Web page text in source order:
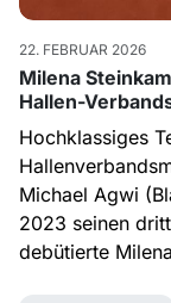
22. FEBRUAR 2026
Milena
Hallen-
Hochklassiges
Michael Agwi
2023 seinen
debütierte